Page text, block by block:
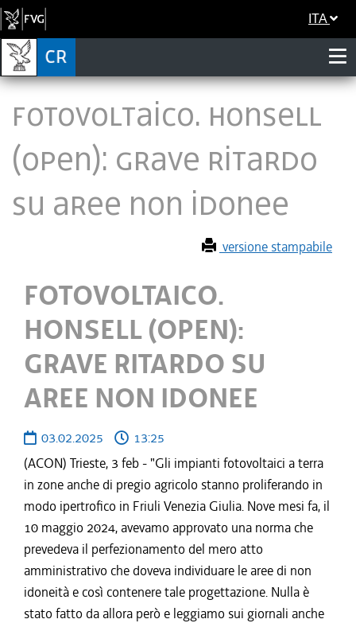
ITA
FOTOVOLTAICO. HONSELL
(OPEN): GRAVE RITARDO
SU AREE NON IDONEE
versione stampabile
FOTOVOLTAICO.
HONSELL (OPEN):
GRAVE RITARDO SU
AREE NON IDONEE
03.02.2025
13:25
(ACON) Trieste, 3 feb - "Gli impianti fotovoltaici a terra
in zone anche di pregio agricolo stanno proliferando in
modo ipertrofico in Friuli Venezia Giulia. Nove mesi fa, il
10 maggio 2024, avevamo approvato una norma che
prevedeva il perfezionamento del mero atto
amministrativo che doveva individuare le aree di non
idoneità e così contenere tale progettazione. Nulla è
stato fatto da allora però e leggiamo sui giornali anche